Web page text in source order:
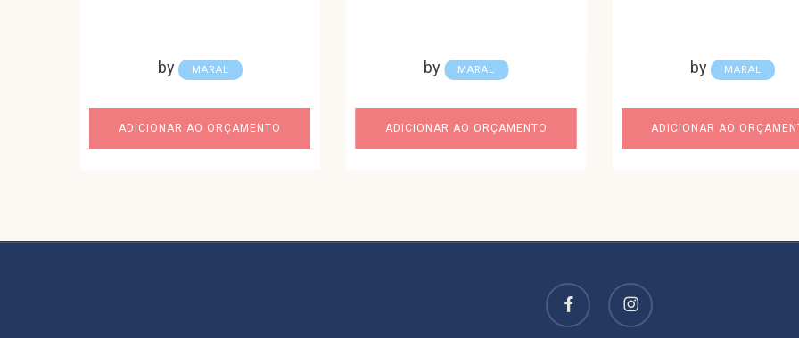
by MARAL
ADICIONAR AO ORÇAMENTO
by MARAL
ADICIONAR AO ORÇAMENTO
by MARAL
ADICIONAR AO
facebook instagram